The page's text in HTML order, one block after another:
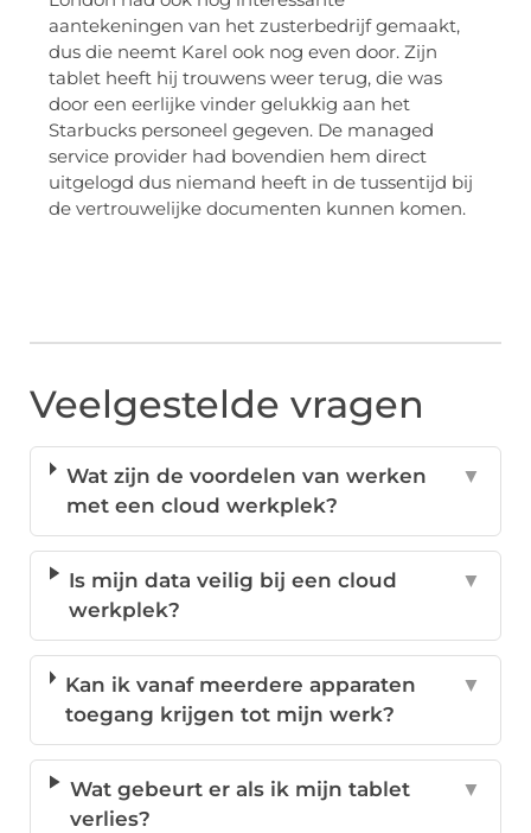
aantekeningen van het zusterbedrijf gemaakt,
dus die neemt Karel ook nog even door. Zijn
tablet heeft hij trouwens weer terug, die was
door een eerlijke vinder gelukkig aan het
Starbucks personeel gegeven. De managed
service provider had bovendien hem direct
uitgelogd dus niemand heeft in de tussentijd bij
de vertrouwelijke documenten kunnen komen.
Veelgestelde vragen
Wat zijn de voordelen van werken
met een cloud werkplek?
▼
Is mijn data veilig bij een cloud
werkplek?
▼
Kan ik vanaf meerdere apparaten
toegang krijgen tot mijn werk?
▼
Wat gebeurt er als ik mijn tablet
verlies?
▼